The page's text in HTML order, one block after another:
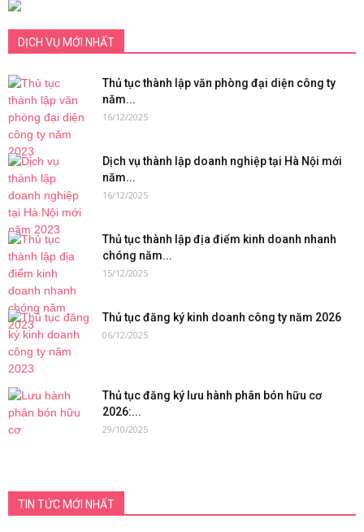
DỊCH VỤ MỚI NHẤT
Thủ tục thành lập văn phòng đại diện công ty
năm...
16/12/2025
Dịch vụ thành lập doanh nghiệp tại Hà Nội mới
năm...
16/12/2025
Thủ tục thành lập địa điểm kinh doanh nhanh
chóng năm...
15/12/2025
Thủ tục đăng ký kinh doanh công ty năm 2026
06/12/2025
Thủ tục đăng ký lưu hành phân bón hữu cơ
2026:...
29/10/2025
TIN TỨC MỚI NHẤT